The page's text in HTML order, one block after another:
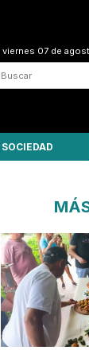
viernes 07 de
SOCIEDAD